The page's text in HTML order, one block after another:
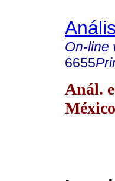
On-line
6655
Anál.